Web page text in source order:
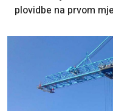
plovidbe na prvom